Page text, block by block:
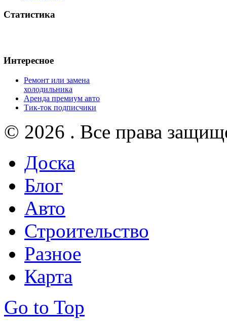
Статистика
Интересное
Ремонт или замена
холодильника
Аренда премиум авто
Тик-ток подписчики
© 2026 . Все права
Доска
Блог
Авто
Строительство
Разное
Карта
Go to Top